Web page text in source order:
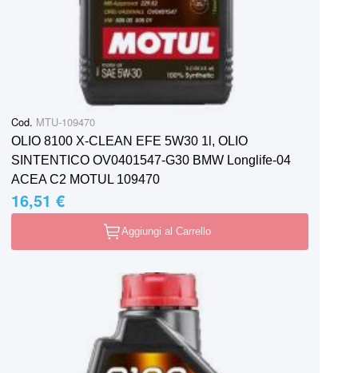
Cod. MTU-109470
OLIO 8100 X-CLEAN EFE 5W30 1l, OLIO
SINTENTICO OV0401547-G30 BMW Longlife-04
ACEA C2 MOTUL 109470
16,51 €
Aggiungi al Carrello